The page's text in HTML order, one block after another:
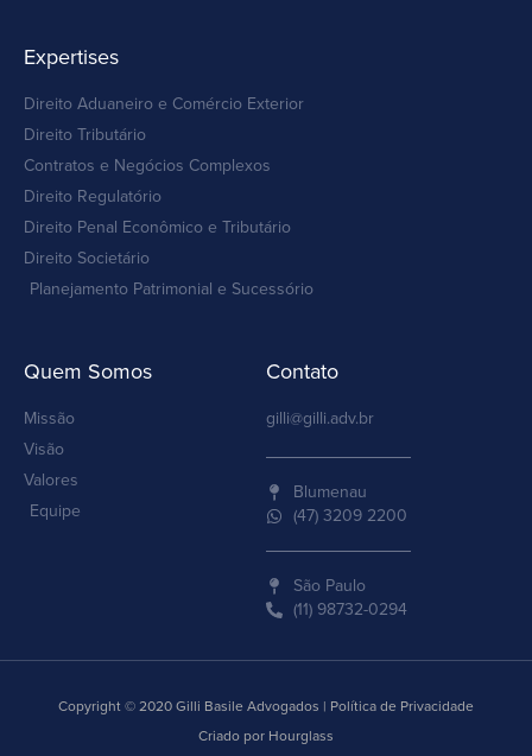
Expertises
Direito Aduaneiro e Comércio Exterior
Direito Tributário
Contratos e Negócios Complexos
Direito Regulatório
Direito Penal Econômico e Tributário
Direito Societário
Planejamento Patrimonial e Sucessório
Quem Somos
Missão
Visão
Valores
Equipe
Contato
gilli@gilli.adv.br
Blumenau
(47) 3209 2200
São Paulo
(11) 98732-0294
Copyright © 2020 Gilli Basile Advogados | Política de Privacidade
Criado por Hourglass